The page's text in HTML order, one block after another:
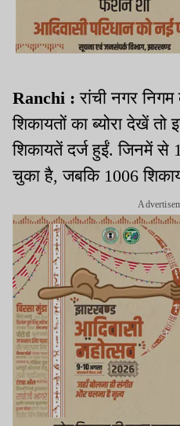
Ranchi :रांची नगर
शिकायतों का ब्योरा देखें
शिकायतें दर्ज हुईं. जिनमें से
चुका है, जबकि 1006